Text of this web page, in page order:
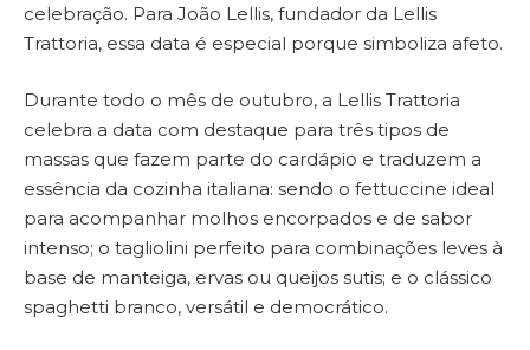
celebração. Para João Lellis, fundador da Lellis
Trattoria, essa data é especial porque simboliza afeto.
Durante todo o mês de outubro, a Lellis Trattoria
celebra a data com destaque para três tipos de
massas que fazem parte do cardápio e traduzem a
essência da cozinha italiana: sendo o fettuccine ideal
para acompanhar molhos encorpados e de sabor
intenso; o tagliolini perfeito para combinações leves à
base de manteiga, ervas ou queijos sutis; e o clássico
spaghetti branco, versátil e democrático.